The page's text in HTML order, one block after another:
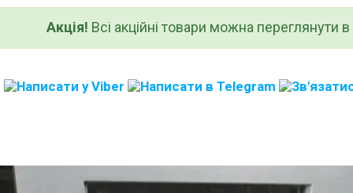
Акція! Всі акційні товари можна переглянути в